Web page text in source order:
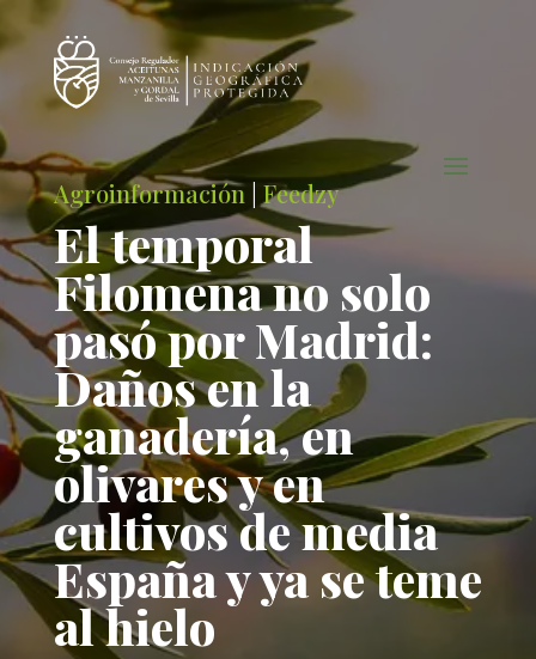
Agroinformación Feedzy
El temporal
Filomena no solo
pasó por Madrid:
Daños en la
ganadería, en
olivares y en
cultivos de media
España y ya se teme
al hielo